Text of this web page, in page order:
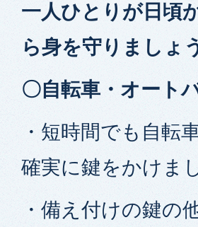
一人ひとりが日頃
ら身を守りましょ
〇自転車・オート
・短時間でも自転
確実に鍵をかけま
・備え付けの鍵の